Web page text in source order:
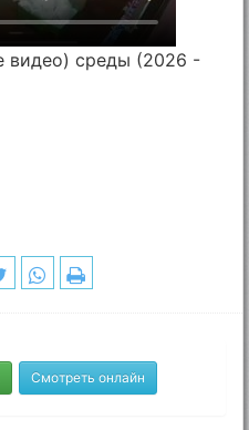
видео) среды (2026 -
Смотреть онлайн